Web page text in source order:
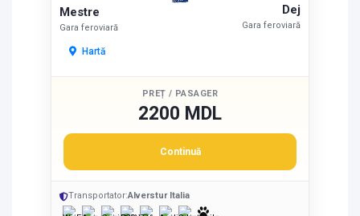
Mestre
Gara feroviară
Hartă
Dej
Gara feroviară
PREȚ / PASAGER
2200 MDL
Continuă
Transportator:Alverstur Italia